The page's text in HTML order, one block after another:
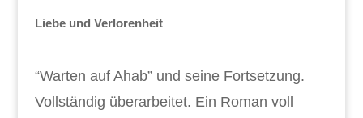
Liebe und Verlorenheit
“Warten auf Ahab” und seine Fortsetzung.
Vollständig überarbeitet. Ein Roman voll